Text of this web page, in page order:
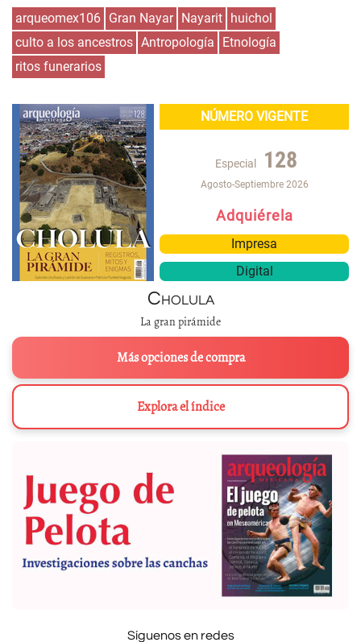
arqueomex106 Gran Nayar Nayarit huichol
culto a los ancestros Antropología
Etnología
ritos funerarios
NÚMERO VIGENTE
Especial 128
Agosto-Septiembre 2026
Adquiérela
Impresa
Digital
Cholula
La gran pirámide
Más opciones de compra
Explora el índice
Síguenos en redes